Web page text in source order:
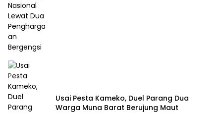
Usai Pesta Kameko, Duel Parang Dua
Warga Muna Barat Berujung Maut